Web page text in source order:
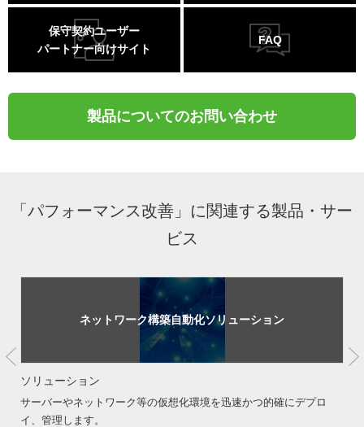
保守契約ユーザー
パートナー向けサイト
FAQ
製品についてのお問い合わせ
「パフォーマンス改善」に関連する製品・サー
ビス
ネットワーク構築自動化ソリューション
ソリューション
サーバーやネットワーク等の仮想化環境を迅速かつ的確にデプロ
イ、管理します。